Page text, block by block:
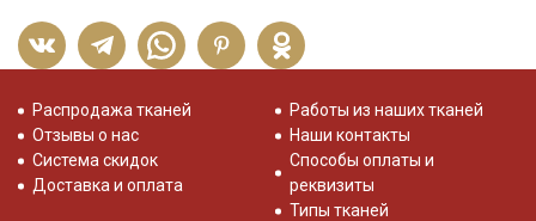
Распродажа тканей
Отзывы о нас
Система скидок
Доставка и оплата
Работы из наших тканей
Наши контакты
Способы оплаты и
реквизиты
Типы тканей